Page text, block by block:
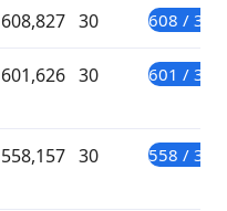
608,827 30 608 /
601,626 30 601 /
558,157 30 558 /